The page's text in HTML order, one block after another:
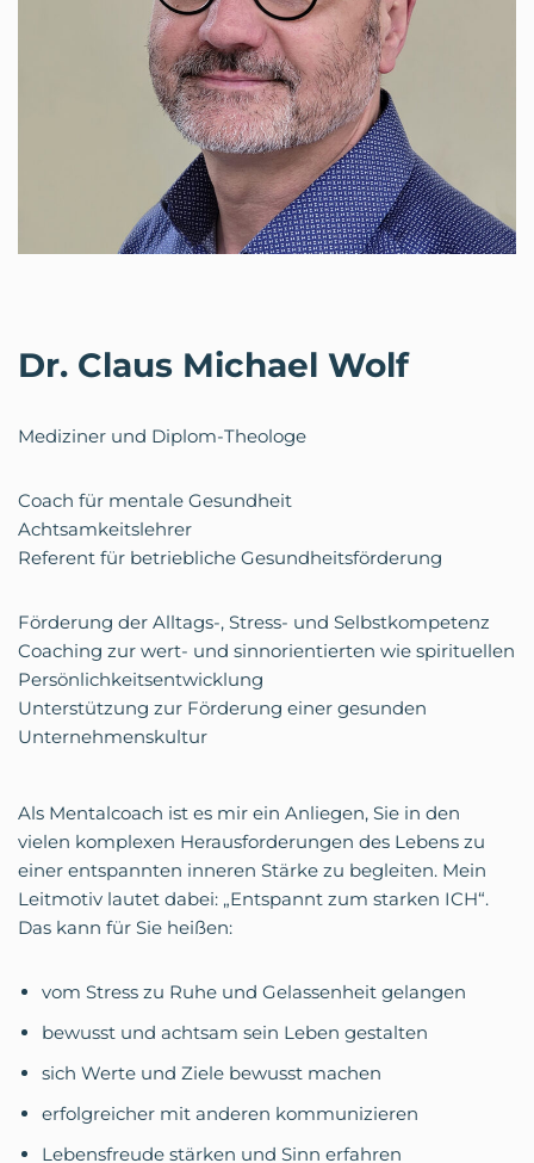
Dr. Claus Michael Wolf
Mediziner und Diplom-Theologe
Coach für mentale Gesundheit
Achtsamkeitslehrer
Referent für betriebliche Gesundheitsförderung
Förderung der Alltags-, Stress- und Selbstkompetenz
Coaching zur wert- und sinnorientierten wie spirituellen
Persönlichkeitsentwicklung
Unterstützung zur Förderung einer gesunden
Unternehmenskultur
Als Mentalcoach ist es mir ein Anliegen, Sie in den
vielen komplexen Herausforderungen des Lebens zu
einer entspannten inneren Stärke zu begleiten. Mein
Leitmotiv lautet dabei: „Entspannt zum starken ICH“.
Das kann für Sie heißen:
vom Stress zu Ruhe und Gelassenheit gelangen
bewusst und achtsam sein Leben gestalten
sich Werte und Ziele bewusst machen
erfolgreicher mit anderen kommunizieren
Lebensfreude stärken und Sinn erfahren